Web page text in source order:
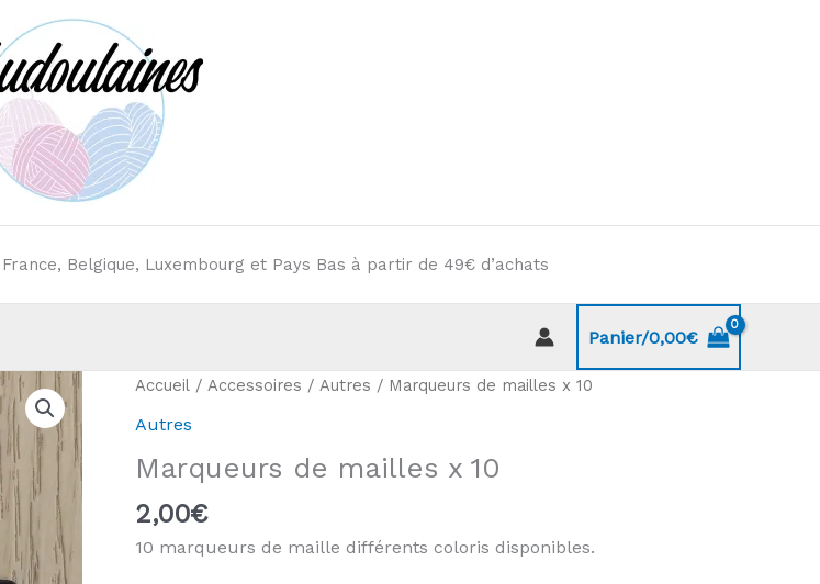
Belgique, Luxembourg et Pays Bas à partir de 49€ d’achats
Panier/0,00€
Accueil / Accessoires / Autres / Marqueurs de mailles x 10
Autres
Marqueurs de mailles x 10
2,00€
10 marqueurs de maille différents coloris disponibles.